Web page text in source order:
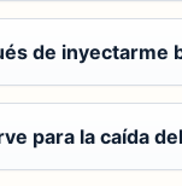
de inyectarme
para la caída